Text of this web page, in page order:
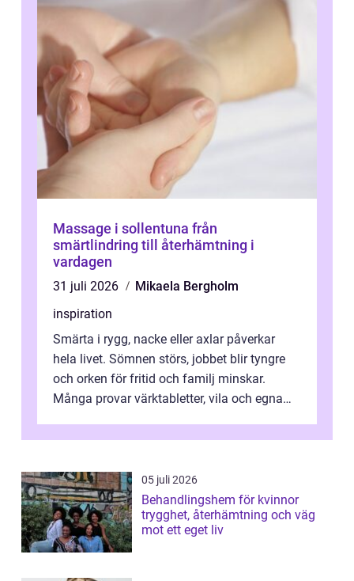
Massage i sollentuna från
smärtlindring till återhämtning i
vardagen
31 juli 2026
Mikaela Bergholm
inspiration
Smärta i rygg, nacke eller axlar påverkar
hela livet. Sömnen störs, jobbet blir tyngre
och orken för fritid och familj minskar.
Många provar värktabletter, vila och egna
05 juli 2026
Behandlingshem för kvinnor
trygghet, återhämtning och väg
mot ett eget liv